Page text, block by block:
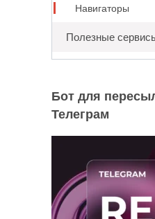
Навигаторы
Полезные
Бот для
Телеграм